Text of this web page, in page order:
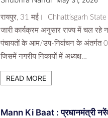
रायपुर, 31 मई। Chhattisgarh State
जारी कार्यक्रम अनुसार राज्य में चल रहे
पंचायतों के आम/उप-निर्वाचन के अंतर्गत
जिसमें नगरीय निकायों में अध्यक्ष…
READ MORE
Mann Ki Baat : प्रधानमंत्री